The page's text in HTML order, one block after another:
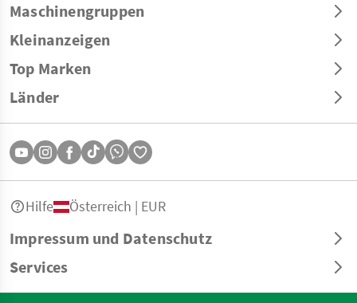
Maschinengruppen
Kleinanzeigen
Top Marken
Länder
Impressum und Datenschutz
Services
Hilfe Österreich | EUR